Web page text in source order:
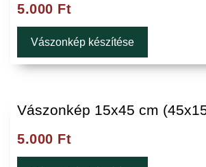
5.000 Ft
Vászonkép készítése
Vászonkép 15x45 cm
5.000 Ft